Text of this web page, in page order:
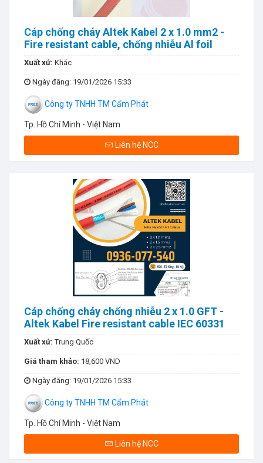
Cáp chống cháy Altek Kabel 2 x 1.0 mm2 -
Fire resistant cable, chống nhiễu Al foil
Xuất xứ: Khác
Ngày đăng: 19/01/2026 15:33
Công ty TNHH TM Cẩm Phát
Tp. Hồ Chí Minh - Việt Nam
Liên hệ NCC
Cáp chống cháy chống nhiễu 2 x 1.0 GFT -
Altek Kabel Fire resistant cable IEC 60331
Xuất xứ:Trung Quốc
Giá tham khảo: 18,600 VND
Ngày đăng: 19/01/2026 15:33
Công ty TNHH TM Cẩm Phát
Tp. Hồ Chí Minh - Việt Nam
Liên hệ NCC